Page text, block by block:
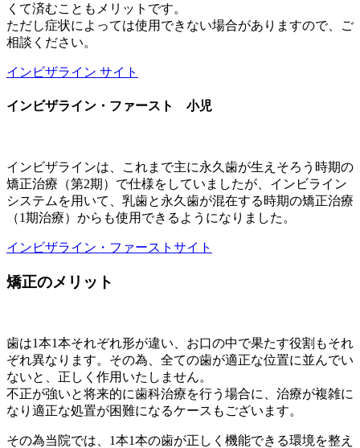
くて済むこともメリットです。
ただし症状によっては使用できない場合がありますので、ご
相談ください。
インビザライン サイト
インビザライン・ファースト 小児
インビザラインは、これまで主に永久歯が生えそろう時期の
矯正治療（第2期）で仕様をしていましたが、インビライン
システムを用いて、乳歯と永久歯が混在する時期の矯正治療
（1期治療）からも使用できるようになりました。
インビザライン・ファーストサイト
矯正のメリット
歯は1本1本それぞれ形が違い、お口の中で果たす役割もそれ
ぞれ異なります。その為、全ての歯が適正な位置に並んでい
ないと、正しく作用いたしません。
不正が強いと将来的に歯科治療を行う場合に、治療が複雑に
なり適正な処置が困難になるケースもございます。
その為当院では、1本1本の歯が正しく機能できる環境を整え